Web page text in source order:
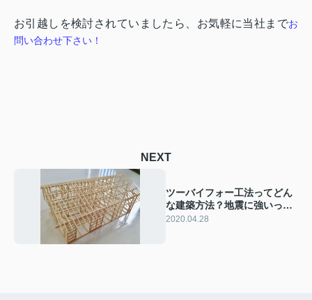
お引越しを検討されていましたら、お気軽に当社までお
問い合わせ下さい！
NEXT
ツーバイフォー工法ってどん
な建築方法？地震に強いって
本当なの？
2020.04.28